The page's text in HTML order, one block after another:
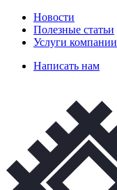
Новости
Полезные статьи
Услуги компании
Написать нам